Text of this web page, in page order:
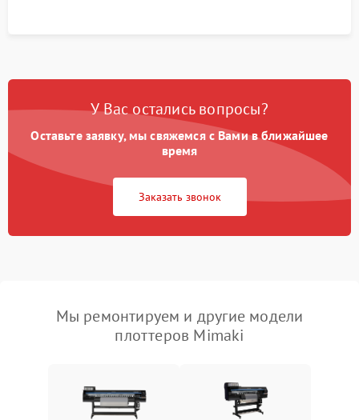
У Вас остались вопросы?
Оставьте заявку, мы свяжемся с Вами в ближайшее
время
Заказать звонок
Мы ремонтируем и другие модели
плоттеров Mimaki